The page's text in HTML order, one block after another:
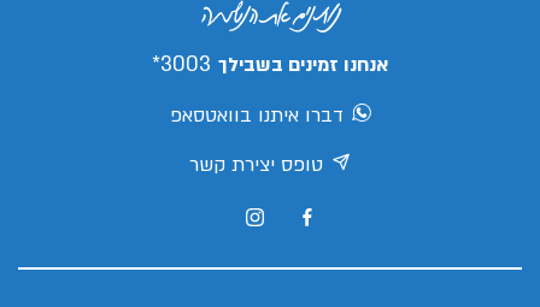
אנחנו זמינים בשבילך 3003*
דברו איתנו בוואטסאפ
טופס יצירת קשר